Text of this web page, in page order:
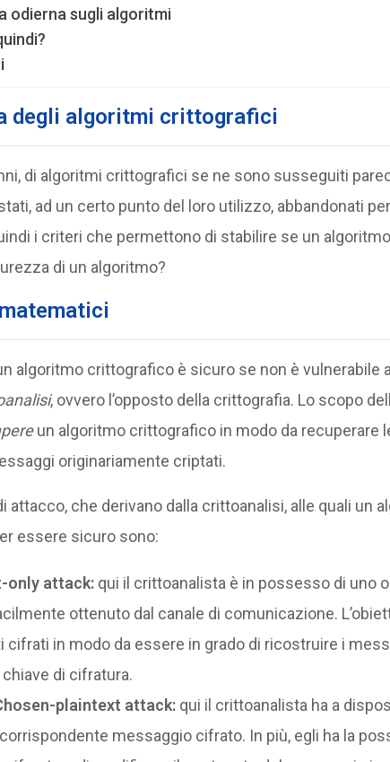
odierna sugli algoritmi
degli algoritmi crittografici
di algoritmi crittografici se ne sono susseguiti
ad un certo punto del loro utilizzo, abbandonati
i criteri che permettono di stabilire se un
di un algoritmo?
algoritmo crittografico è sicuro se non è vulnerabile
, ovvero l’opposto della crittografia. Lo scopo
un algoritmo crittografico in modo da recuperare
originariamente criptati.
attacco, che derivano dalla crittoanalisi, alle quali un
essere sicuro sono:
only attack:qui il crittoanalista è in possesso di uno
ottenuto dal canale di comunicazione.
cifrati in modo da essere in grado di ricostruire i
di cifratura.
plaintext attack:qui il crittoanalista ha a
messaggio cifrato. In più, egli ha la